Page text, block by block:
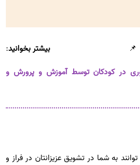
بیشتر بخوانید:
در کودکان توسط آموزش و پرورش و
به شما در تشویق عزیزانتان در فراز و